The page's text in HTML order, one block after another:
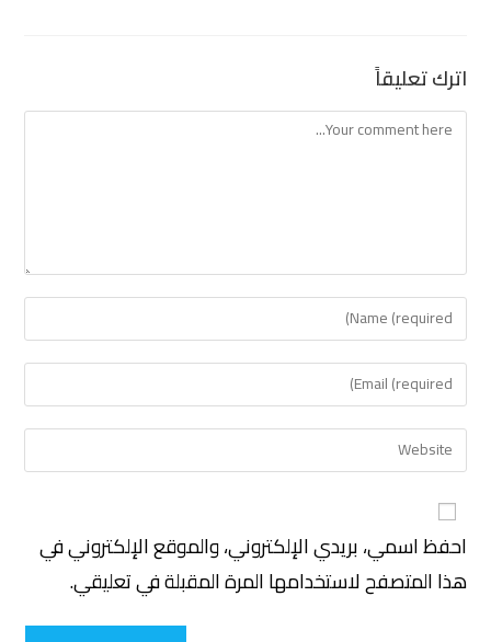
اترك تعليقاً
احفظ اسمي، بريدي الإلكتروني، والموقع الإلكتروني في
هذا المتصفح لاستخدامها المرة المقبلة في تعليقي.